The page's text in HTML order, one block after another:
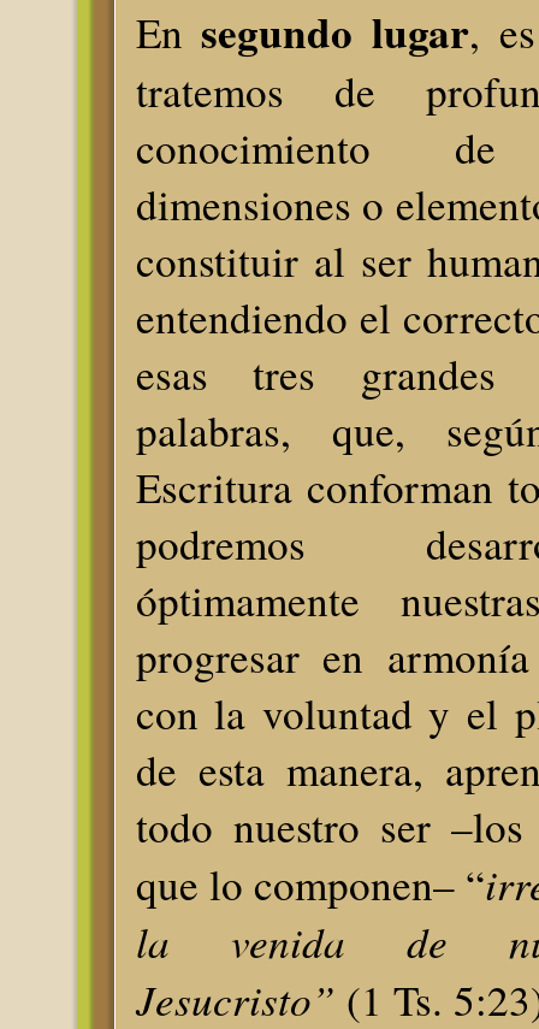
Ensegundo lugar,
tratemos de
conocimiento
dimensiones o
constituir al ser
entendiendo el
esas tres grandes
palabras, que,
Escritura conforman
podremos
óptimamente
progresar en
con la voluntad y el
de esta manera,
todo nuestro ser –los
que lo componen– “
la venida de
Jesucristo” (1 Ts.